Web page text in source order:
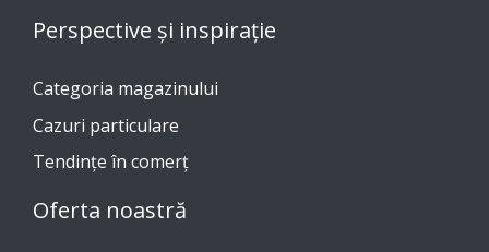
Perspective și inspirație
Categoria magazinului
Cazuri particulare
Tendinţe în comerţ
Oferta noastră